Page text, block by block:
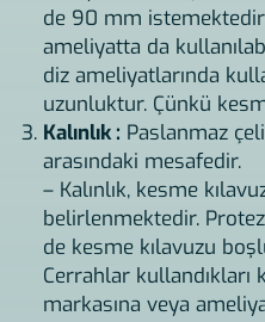
de 90 mm
ameliyatta da
diz ameliyatlarında
uzunluktur. Çünkü
Kalınlık : Paslanmaz
arasındaki mesafedir.
– Kalınlık, kesme
belirlenmektedir.
de kesme kılavuzu
Cerrahlar kullandıkları
markasına veya